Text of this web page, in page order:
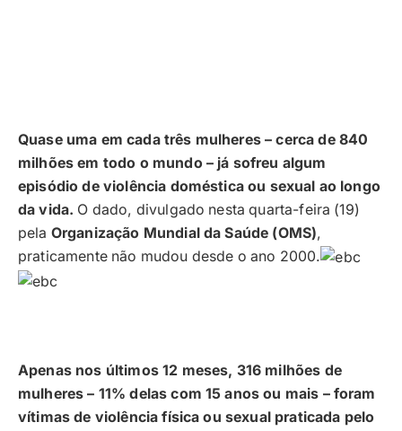
Quase uma em cada três mulheres – cerca de 840
milhões em todo o mundo – já sofreu algum
episódio de violência doméstica ou sexual ao longo
da vida. O dado, divulgado nesta quarta-feira (19)
pela Organização Mundial da Saúde (OMS),
praticamente não mudou desde o ano 2000.
Apenas nos últimos 12 meses, 316 milhões de
mulheres – 11% delas com 15 anos ou mais – foram
vítimas de violência física ou sexual praticada pelo